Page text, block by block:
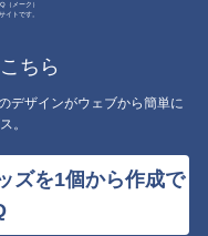
（メーク）
イトです。
ちら
デザインがウェブから簡単に
。
ズを1個から作成で